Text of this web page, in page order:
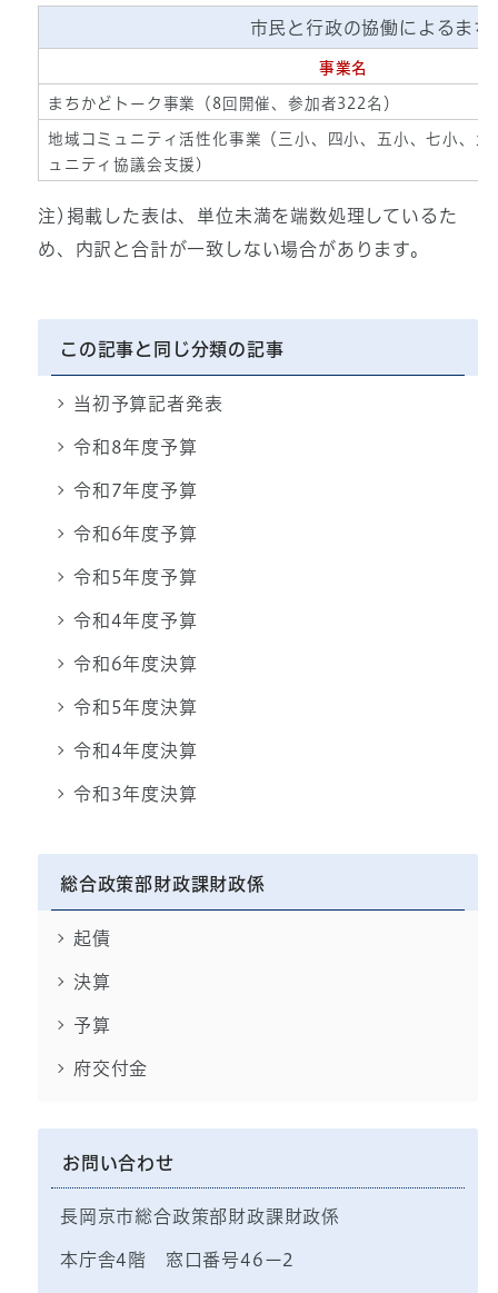
市民と行政の協働によるまち
事業名
まちかどトーク事業（8回開催、参加者322名）
地域コミュニティ活性化事業（三小、四小、五小、七小、九
ュニティ協議会支援)
注)掲載した表は、単位未満を端数処理しているた
め、内訳と合計が一致しない場合があります。
この記事と同じ分類の記事
当初予算記者発表
令和8年度予算
令和7年度予算
令和6年度予算
令和5年度予算
令和4年度予算
令和6年度決算
令和5年度決算
令和4年度決算
令和3年度決算
総合政策部財政課財政係
起債
決算
予算
府交付金
お問い合わせ
長岡京市総合政策部財政課財政係
本庁舎4階 窓口番号46ー2